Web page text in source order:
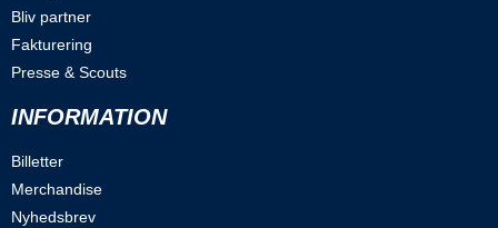
Bliv partner
Fakturering
Presse & Scouts
INFORMATION
Billetter
Merchandise
Nyhedsbrev